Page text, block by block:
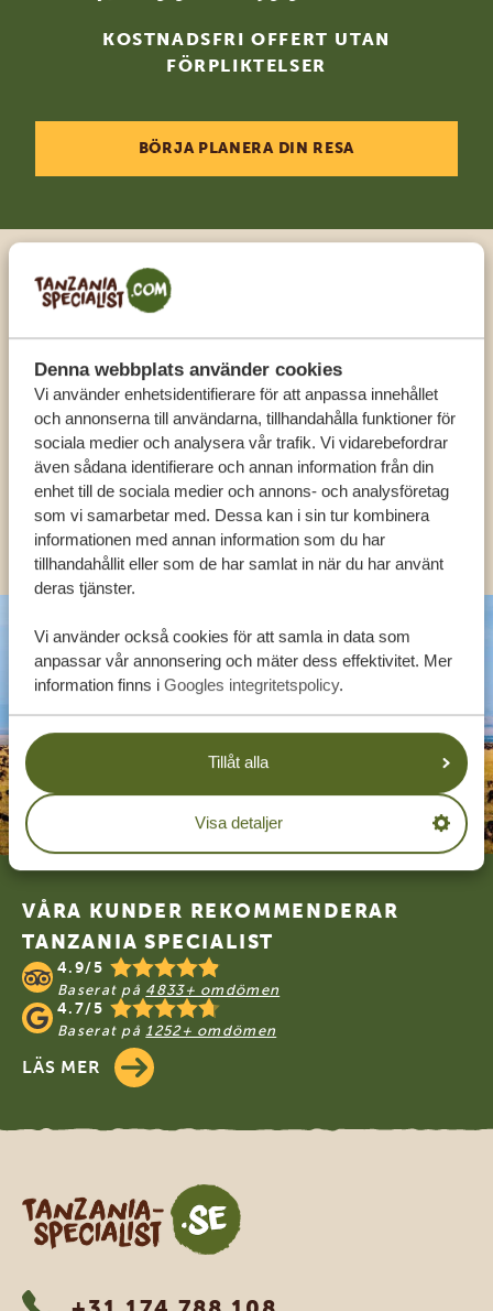
Denna webbplats använder cookies
Vi använder enhetsidentifierare för att anpassa innehållet
och annonserna till användarna, tillhandahålla funktioner för
sociala medier och analysera vår trafik. Vi vidarebefordrar
även sådana identifierare och annan information från din
enhet till de sociala medier och annons- och analysföretag
som vi samarbetar med. Dessa kan i sin tur kombinera
informationen med annan information som du har
tillhandahållit eller som de har samlat in när du har använt
deras tjänster.
Vi använder också cookies för att samla in data som
anpassar vår annonsering och mäter dess effektivitet. Mer
information finns i Googles integritetspolicy.
Tillåt alla
Visa detaljer
KOSTNADSFRI OFFERT UTAN
FÖRPLIKTELSER
BÖRJA PLANERA DIN RESA
Ring en expert
EXPERTER
SV:+31 174 788 108
KONTAKT
Footer
VÅRA KUNDER REKOMMENDERAR
TANZANIA SPECIALIST
4.9/5
Baserat på 4833+ omdömen
4.7/5
Baserat på 1252+ omdömen
LÄS MER
Tanzania Specialist